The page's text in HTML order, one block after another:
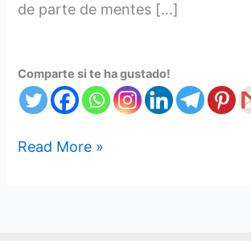
de parte de mentes […]
Comparte si te ha gustado!
Read More »